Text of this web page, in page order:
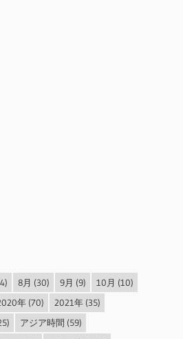
8月 (30) 9月 (9) 10月 (10)
年(70) 2021年(35)
アジア時間 (59)